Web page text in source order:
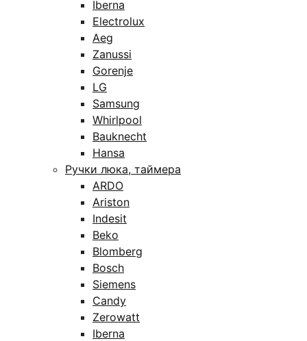
Iberna
Electrolux
Aeg
Zanussi
Gorenje
LG
Samsung
Whirlpool
Bauknecht
Hansa
Ручки люка, таймера
ARDO
Ariston
Indesit
Beko
Blomberg
Bosch
Siemens
Candy
Zerowatt
Iberna